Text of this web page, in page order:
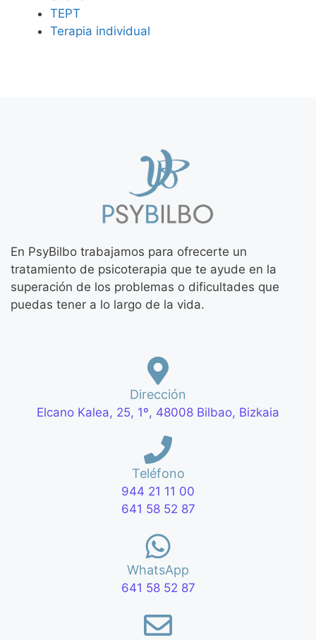
TEPT
Terapia individual
En PsyBilbo trabajamos para ofrecerte un
tratamiento de psicoterapia que te ayude en la
superación de los problemas o dificultades que
puedas tener a lo largo de la vida.
Dirección
Elcano Kalea, 25, 1º, 48008 Bilbao, Bizkaia
Teléfono
944 21 11 00
641 58 52 87
WhatsApp
641 58 52 87